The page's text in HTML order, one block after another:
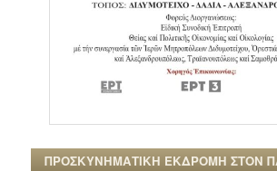
ΠΡΟΣΚΥΝΗΜΑΤΙΚΗ ΕΚΔΡΟΜΗ ΣΤΟΝ